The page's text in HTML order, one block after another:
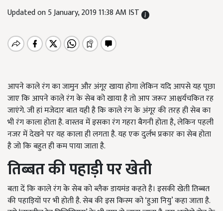
Updated on 5 January, 2019 11:38 AM IST
आपने काले रंग का जामुन और अंगूर खाया होगा लेकिन यदि आपसे यह पूछा
जाए कि आपने काले रंग के सेब को खाया है तो आप जरूर आश्चर्यचकित रह
जाएंगे. जी हां मजेदार बात यही है कि काले रंग के अंगूर की तरह ही सेब का
भी रंग काला होता है. वास्तव में इसका रंग गहरा बैगनी होता है, लेकिन पहली
नजर में देखने पर यह काला ही लगता है. यह एक दुर्लभ प्रकार का सेब होता
है जो कि बहुत ही कम पाया जाता है.
तिब्बत की पहाड़ी पर खेती
बता दें कि काले रंग के सेब को ब्लैक डायमंड कहते है। इसकी खेती तिब्बत
की पहाड़ियों पर भी होती है. सेब की इस किस्म को ‘हुआ नियु’ कहा जाता है.